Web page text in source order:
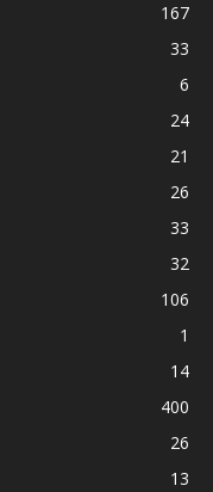
167
33
6
24
21
26
33
32
106
1
14
400
26
13